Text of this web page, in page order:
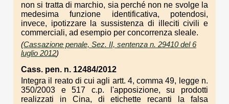
non si tratta di marchio, sia perché non ne svolge la
medesima funzione identificativa, potendosi,
invece, ipotizzare la sussistenza di illeciti civili e
commerciali, ad esempio per concorrenza sleale.
(Cassazione penale, Sez. II, sentenza n. 29410 del 6
luglio 2012)
Cass. pen. n. 12484/2012
Integra il reato di cui agli artt. 4, comma 49, legge n.
350/2003 e 517 c.p. l'apposizione, su prodotti
realizzati in Cina, di etichette recanti la falsa